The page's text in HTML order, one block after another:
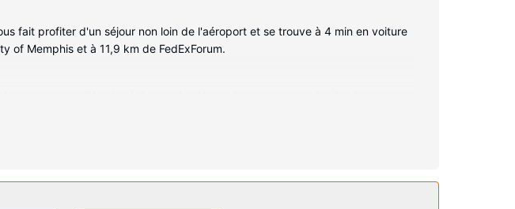
fait profiter d'un séjour non loin de l'aéroport et se trouve à 4 min en voiture
of Memphis et à 11,9 km de FedExForum.
du monde et votre divertissement est assuré par des chaînes par câble.
et services qui caractérisent l'hébergement, notamment l'accès Wi-Fi